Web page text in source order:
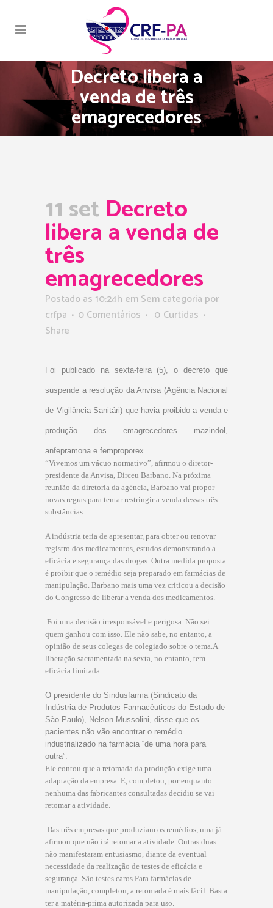
Decreto libera a
venda de três
emagrecedores
11 set Decreto
libera a venda de
três
emagrecedores
Postado as 10:24h em Sem categoria por
crfpa
0 Comentários 0 Curtidas
Share
Foi publicado na sexta-feira (5), o decreto que
suspende a resolução da Anvisa (Agência Nacional
de Vigilância Sanitári) que havia proibido a venda e
produção dos emagrecedores mazindol,
anfepramona e femproporex.
“Vivemos um vácuo normativo”, afirmou o diretor-
presidente da Anvisa, Dirceu Barbano. Na próxima
reunião da diretoria da agência, Barbano vai propor
novas regras para tentar restringir a venda dessas três
substâncias.
A indústria teria de apresentar, para obter ou renovar
registro dos medicamentos, estudos demonstrando a
eficácia e segurança das drogas. Outra medida proposta
é proibir que o remédio seja preparado em farmácias de
manipulação. Barbano mais uma vez criticou a decisão
do Congresso de liberar a venda dos medicamentos.
 Foi uma decisão irresponsável e perigosa. Não sei
quem ganhou com isso. Ele não sabe, no entanto, a
opinião de seus colegas de colegiado sobre o tema.A
liberação sacramentada na sexta, no entanto, tem
eficácia limitada.
O presidente do Sindusfarma (Sindicato da
Indústria de Produtos Farmacêuticos do Estado de
São Paulo), Nelson Mussolini, disse que os
pacientes não vão encontrar o remédio
industrializado na farmácia “de uma hora para
outra”.
Ele contou que a retomada da produção exige uma
adaptação da empresa. E, completou, por enquanto
nenhuma das fabricantes consultadas decidiu se vai
retomar a atividade.
 Das três empresas que produziam os remédios, uma já
afirmou que não irá retomar a atividade. Outras duas
não manifestaram entusiasmo, diante da eventual
necessidade da realização de testes de eficácia e
segurança. São testes caros.Para farmácias de
manipulação, completou, a retomada é mais fácil. Basta
ter a matéria-prima autorizada para uso.